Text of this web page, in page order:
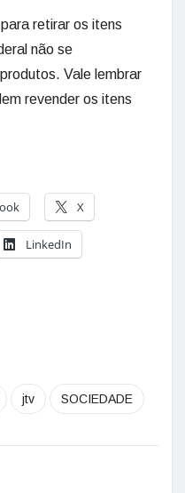
para retirar os itens
não se
Vale lembrar
revender os itens
X
LinkedIn
jtv SOCIEDADE